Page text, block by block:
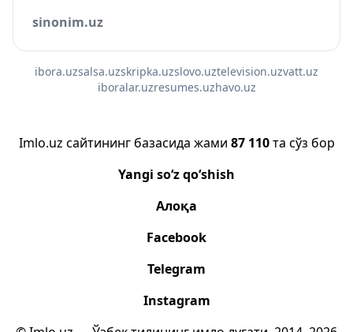
sinonim.uz
ibora.uzsalsa.uzskripka.uzslovo.uztelevision.uzvatt.uz
iboralar.uzresumes.uzhavo.uz
Imlo.uz сайтининг базасида жами 87 110та сўз бор
Yangi so‘z qo‘shish
Алоқа
Facebook
Telegram
Instagram